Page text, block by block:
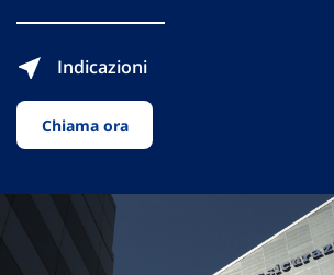
Indicazioni
Chiama ora